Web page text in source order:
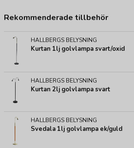
Rekommenderade tillbehör
HALLBERGS BELYSNING
Kurtan 1lj golvlampa svart/oxid
HALLBERGS BELYSNING
Kurtan 2lj golvlampa svart
HALLBERGS BELYSNING
Svedala 1lj golvlampa ek/guld